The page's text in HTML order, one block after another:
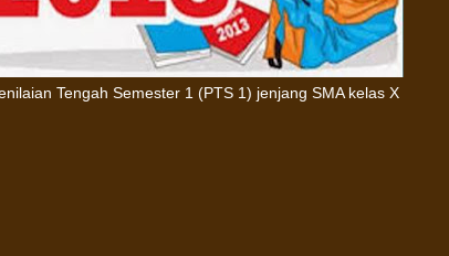
Tengah Semester 1 (PTS 1) jenjang SMA kelas X